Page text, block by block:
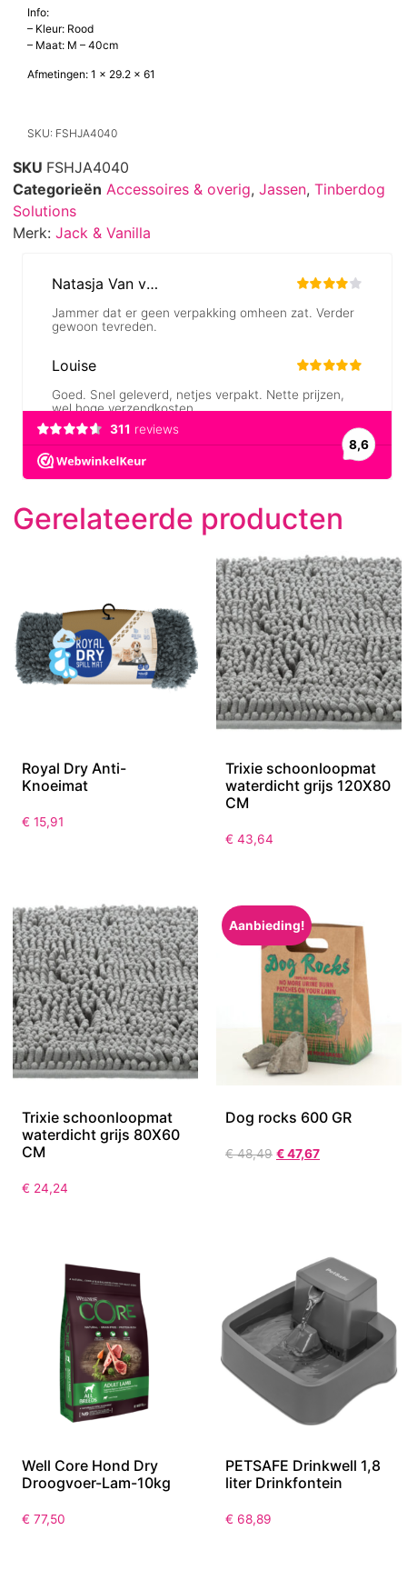
Info:
– Kleur: Rood
– Maat: M – 40cm
Afmetingen: 1 x 29.2 x 61
SKU: FSHJA4040
SKU FSHJA4040
Categorieën Accessoires & overig, Jassen, Tinberdog
Solutions
Merk: Jack & Vanilla
Gerelateerde producten
Royal Dry Anti-
Knoeimat
€ 15,91
Trixie schoonloopmat
waterdicht grijs 120X80
CM
€ 43,64
Trixie schoonloopmat
waterdicht grijs 80X60
CM
€ 24,24
Aanbieding!
Dog rocks 600 GR
€48,49 €47,67
Well Core Hond Dry
Droogvoer-Lam-10kg
€ 77,50
PETSAFE Drinkwell 1,8
liter Drinkfontein
€ 68,89